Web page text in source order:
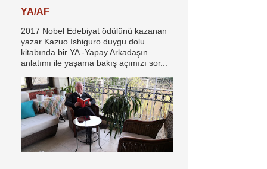
YA/AF
2017 Nobel Edebiyat ödülünü kazanan
yazar Kazuo Ishiguro duygu dolu
kitabında bir YA -Yapay Arkadaşın
anlatımı ile yaşama bakış açımızı sor...